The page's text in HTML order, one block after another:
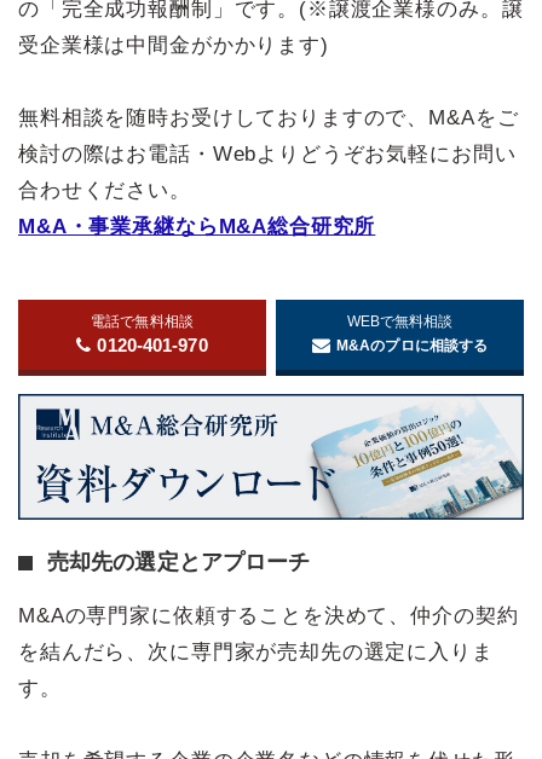
の「完全成功報酬制」です。(※譲渡企業様のみ。譲
受企業様は中間金がかかります)
無料相談を随時お受けしておりますので、M&Aをご
検討の際はお電話・Webよりどうぞお気軽にお問い
合わせください。
M&A・事業承継ならM&A総合研究所
電話で無料相談
0120-401-970
WEBで無料相談
M&Aのプロに相談する
売却先の選定とアプローチ
M&Aの専門家に依頼することを決めて、仲介の契約
を結んだら、次に専門家が売却先の選定に入りま
す。